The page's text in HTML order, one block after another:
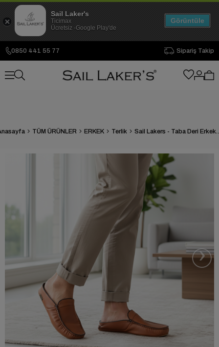
0850 441 55 77 Sipariş Takip
TÜM ÜRÜNLER ERKEK Terlik Sail Lakers - Taba
›
Sail Laker's
Ticimax
Ücretsiz -Google Play'de
Görüntüle